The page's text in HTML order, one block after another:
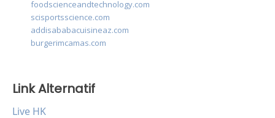
foodscienceandtechnology.com
scisportsscience.com
addisababacuisineaz.com
burgerimcamas.com
Link Alternatif
Live HK